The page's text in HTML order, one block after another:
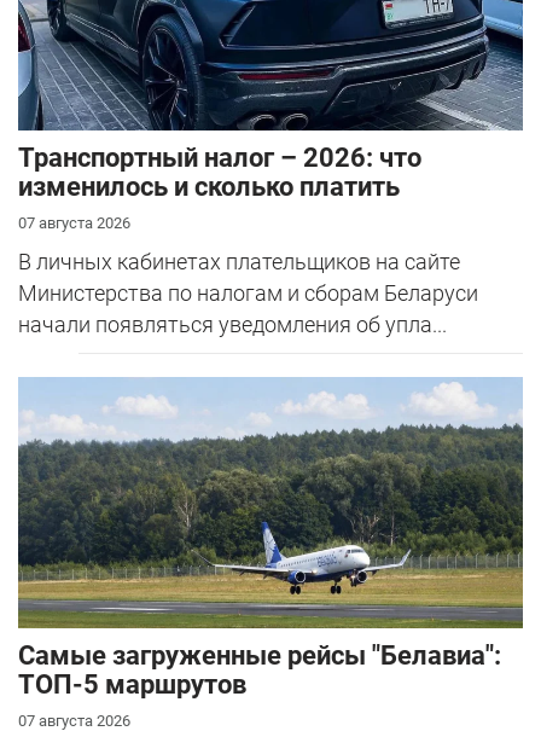
Транспортный налог – 2026: что
изменилось и сколько платить
07 августа 2026
В личных кабинетах плательщиков на сайте
Министерства по налогам и сборам Беларуси
начали появляться уведомления об упла...
Самые загруженные рейсы "Белавиа":
ТОП-5 маршрутов
07 августа 2026